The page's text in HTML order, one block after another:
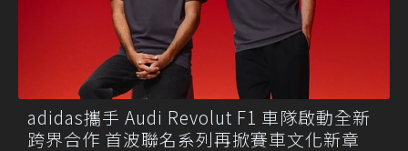
adidas攜手 Audi Revolut F1 車隊啟動全新
跨界合作 首波聯名系列再掀賽車文化新章